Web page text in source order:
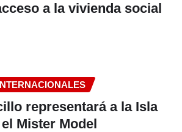
a la vivienda social
representará a la Isla
Mister Model